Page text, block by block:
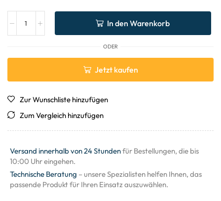
In den Warenkorb
ODER
Jetzt kaufen
Zur Wunschliste hinzufügen
Zum Vergleich hinzufügen
Versand innerhalb von 24 Stundenfür Bestellungen, die bis
10:00 Uhr eingehen.
Technische Beratung – unsere Spezialisten helfen Ihnen, das
passende Produkt für Ihren Einsatz auszuwählen.